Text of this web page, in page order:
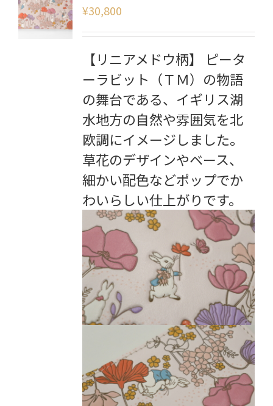
¥30,800
【リニアメドウ柄】 ピータ
ーラビット（ＴＭ）の物語
の舞台である、イギリス湖
水地方の自然や雰囲気を北
欧調にイメージしました。
草花のデザインやベース、
細かい配色などポップでか
わいらしい仕上がりです。